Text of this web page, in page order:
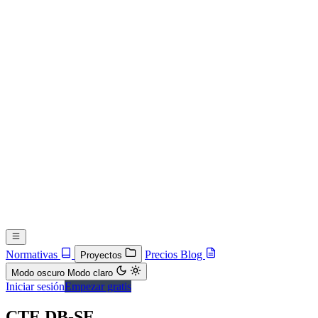
Normativas Proyectos Precios Blog
Modo oscuro Modo claro
Iniciar sesiónEmpezar gratis